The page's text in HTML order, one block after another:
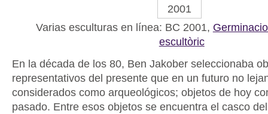
Varias esculturas en línea: BC 2001,
escultòric
En la década de los 80, Ben Jakober seleccionaba
representativos del presente que en un futuro no
considerados como arqueológicos; objetos de hoy
pasado. Entre esos objetos se encuentra el casco